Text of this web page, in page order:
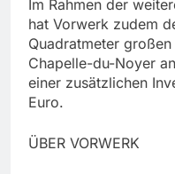
Im Rahmen der
hat Vorwerk zudem
Quadratmeter
Chapelle-du-Noyer
einer zusätzlichen
Euro.
ÜBER VORWERK